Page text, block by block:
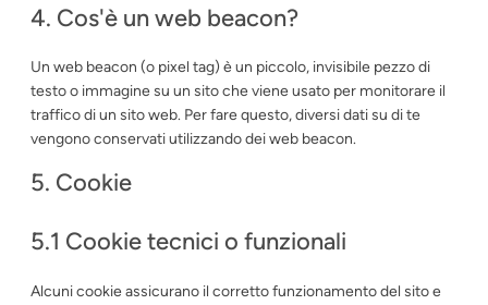
4. Cos'è un web beacon?
Un web beacon (o pixel tag) è un piccolo, invisibile pezzo di
testo o immagine su un sito che viene usato per monitorare il
traffico di un sito web. Per fare questo, diversi dati su di te
vengono conservati utilizzando dei web beacon.
5. Cookie
5.1 Cookie tecnici o funzionali
Alcuni cookie assicurano il corretto funzionamento del sito e